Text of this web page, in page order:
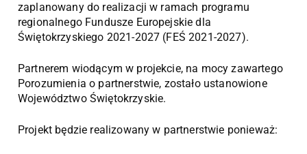
zaplanowany do realizacji w ramach programu
regionalnego Fundusze Europejskie dla
Świętokrzyskiego 2021-2027 (FEŚ 2021-2027).
Partnerem wiodącym w projekcie, na mocy zawartego
Porozumienia o partnerstwie, zostało ustanowione
Województwo Świętokrzyskie.
Projekt będzie realizowany w partnerstwie ponieważ: